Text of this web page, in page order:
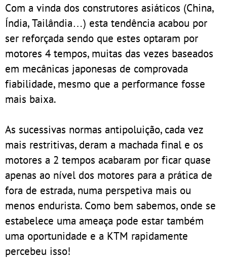
Com a vinda dos construtores asiáticos (China,
Índia, Tailândia…) esta tendência acabou por
ser reforçada sendo que estes optaram por
motores 4 tempos, muitas das vezes baseados
em mecânicas japonesas de comprovada
fiabilidade, mesmo que a performance fosse
mais baixa.
As sucessivas normas antipoluição, cada vez
mais restritivas, deram a machada final e os
motores a 2 tempos acabaram por ficar quase
apenas ao nível dos motores para a prática de
fora de estrada, numa perspetiva mais ou
menos endurista. Como bem sabemos, onde se
estabelece uma ameaça pode estar também
uma oportunidade e a KTM rapidamente
percebeu isso!